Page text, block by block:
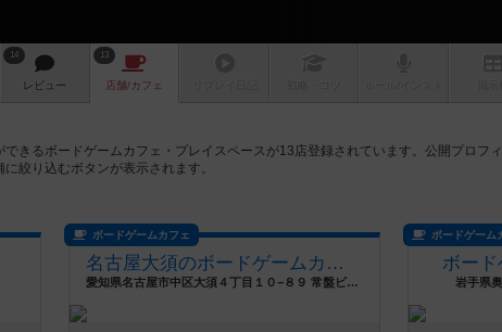
14
レビュー
13
店舗/カフェ
きるボードゲームカフェ・プレイスペースが13店登録されています。公開プロフ
絞り込むボタンが表示されます。
ボードゲームカフェ
名古屋大須のボードゲームカフェ Board Game's
愛知県名古屋市中区大須４丁目１０−８９ 常盤ビル３階
ボードゲーム
ボー
岩手県